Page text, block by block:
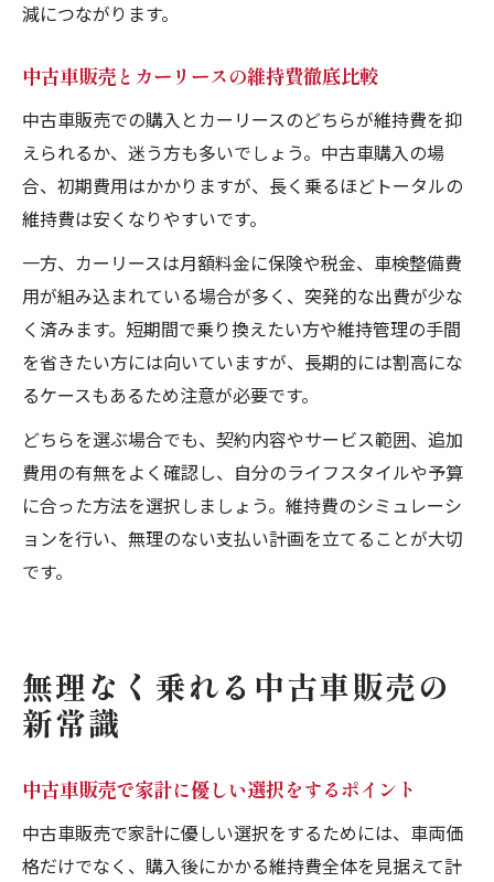
減につながります。
中古車販売とカーリースの維持費徹底比較
中古車販売での購入とカーリースのどちらが維持費を抑
えられるか、迷う方も多いでしょう。中古車購入の場
合、初期費用はかかりますが、長く乗るほどトータルの
維持費は安くなりやすいです。
一方、カーリースは月額料金に保険や税金、車検整備費
用が組み込まれている場合が多く、突発的な出費が少な
く済みます。短期間で乗り換えたい方や維持管理の手間
を省きたい方には向いていますが、長期的には割高にな
るケースもあるため注意が必要です。
どちらを選ぶ場合でも、契約内容やサービス範囲、追加
費用の有無をよく確認し、自分のライフスタイルや予算
に合った方法を選択しましょう。維持費のシミュレーシ
ョンを行い、無理のない支払い計画を立てることが大切
です。
無理なく乗れる中古車販売の
新常識
中古車販売で家計に優しい選択をするポイント
中古車販売で家計に優しい選択をするためには、車両価
格だけでなく、購入後にかかる維持費全体を見据えて計